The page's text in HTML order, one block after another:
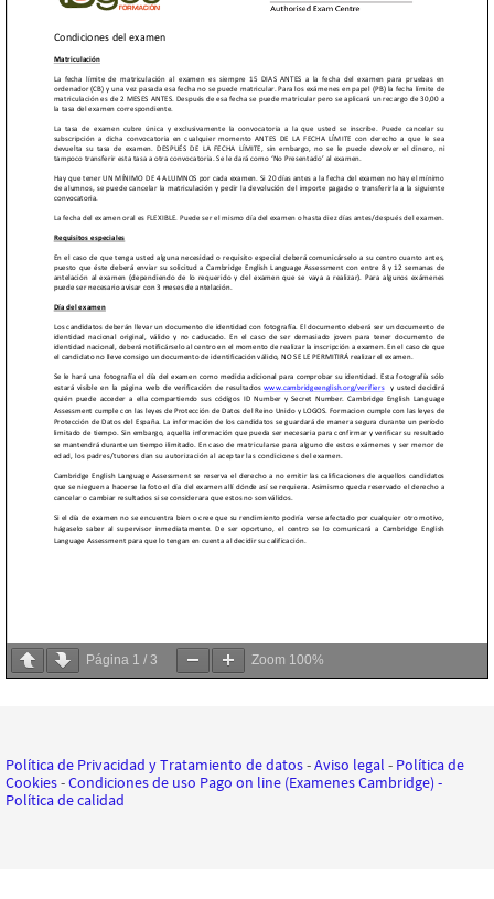
Página 1 / 3 Zoom 100%
Política de Privacidad y Tratamiento de datos-Aviso legal - Política de
Cookies-Condiciones de uso Pago on line (Examenes Cambridge) -
Política de calidad